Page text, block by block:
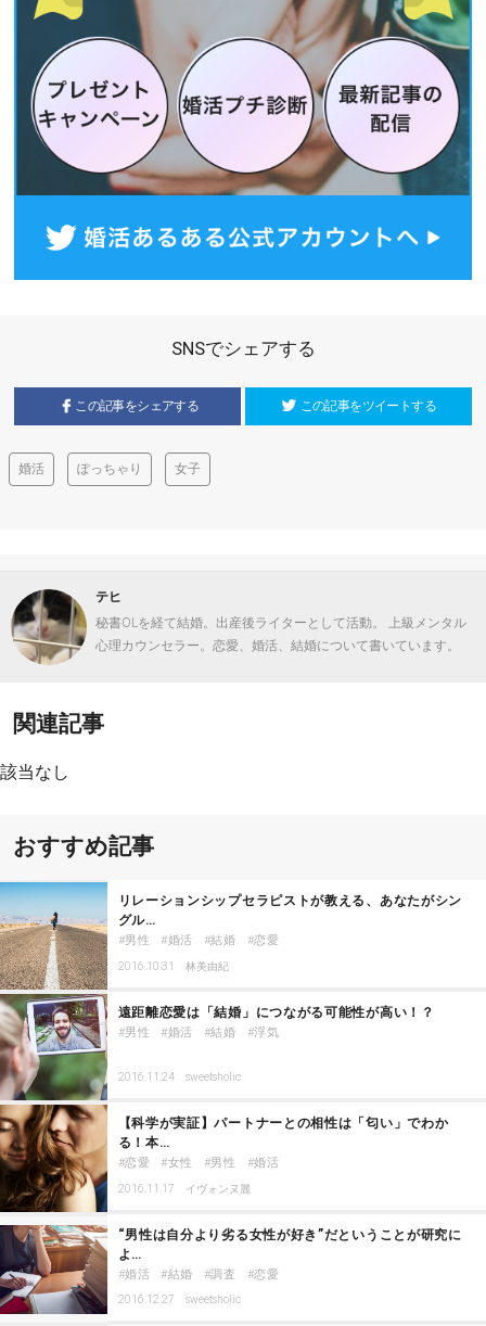
SNSでシェアする
この記事をシェアする この記事をツイートする
婚活 ぽっちゃり 女子
テヒ
秘書OLを経て結婚。出産後ライターとして活動。 上級メンタル
心理カウンセラー。恋愛、婚活、結婚について書いています。
関連記事
該当なし
おすすめ記事
リレーションシップセラピストが教える、あなたがシン
グル…
男性 婚活 結婚 恋愛
2016.10.31 林美由紀
遠距離恋愛は「結婚」につながる可能性が高い！？
男性 婚活 結婚 浮気
2016.11.24 sweetsholic
【科学が実証】パートナーとの相性は「匂い」でわか
る！本…
恋愛 女性 男性 婚活
2016.11.17 イヴォンヌ麗
“男性は自分より劣る女性が好き”だということが研究に
よ…
婚活 結婚 調査 恋愛
2016.12.27 sweetsholic